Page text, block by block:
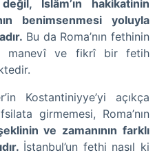
İslâm’ın hakikatinin
benimsenmesi yoluyla
Bu da Roma’nın fethinin
manevî ve fikrî bir fetih
Kostantiniyye’yi açıkça
girmemesi, Roma’nın
ve zamanının farklı
İstanbul’un fethi nasıl ki